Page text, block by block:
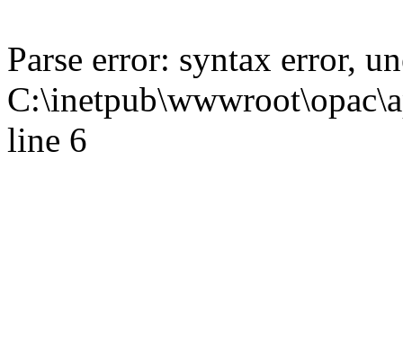
Parse error: syntax error,
line 6